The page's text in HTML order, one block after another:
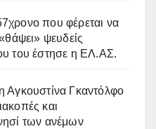
που φέρεται να
ψευδείς
του έστησε η ΕΛ.ΑΣ.
Αγκουστίνα Γκαντόλφο
και
των ανέμων